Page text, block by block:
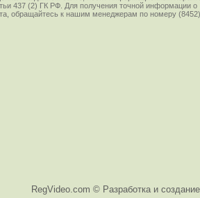
437 (2) ГК РФ. Для получения точной информации о
обращайтесь к нашим менеджерам по номеру
RegVideo.com © Разработка и